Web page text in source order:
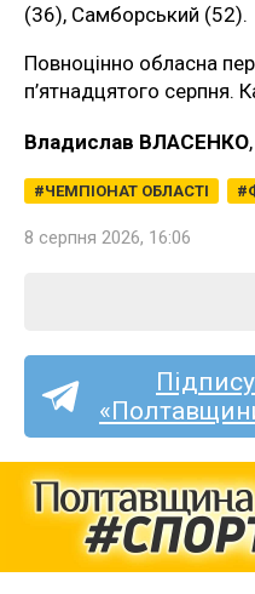
(36), Самборський (52).
Повноцінно обласна
п’ятнадцятого серпня.
Владислав ВЛАСЕНКО
ЧЕМПІОНАТ ОБЛАСТІ
8 серпня 2026, 16:06